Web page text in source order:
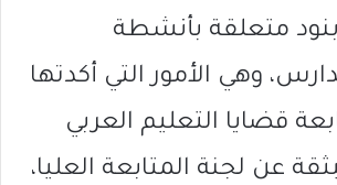
متعلقة بأنشطة
وهي الأمور التي أكدتها
قضايا التعليم العربي
عن لجنة المتابعة العليا،